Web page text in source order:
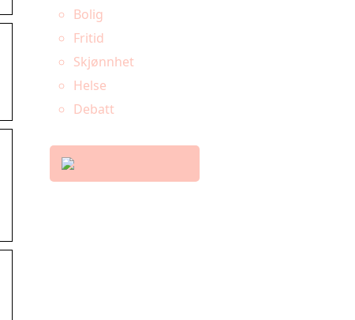
Bolig
Fritid
Skjønnhet
Helse
Debatt